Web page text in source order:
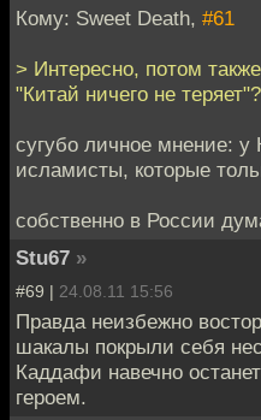
Кому: Sweet Death, #61
> Интересно, потом
"Китай ничего не теряет"?
сугубо личное мнение: у
исламисты, которые
собственно в России
Stu67 »
#69 | 24.08.11 15:56
Правда неизбежно
шакалы покрыли себя
Каддафи навечно
героем.